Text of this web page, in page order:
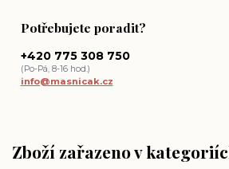
Zboží zařazeno v
Potřebujete poradit?
+420 775 308 750
(Po-Pá, 8-16 hod.)
info@masnicak.cz